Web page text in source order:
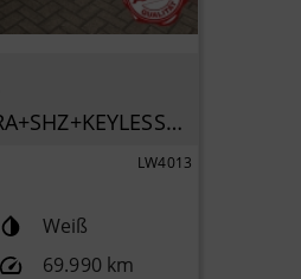
Longitude+NAVI+KAMERA+SHZ+KEYLESSGO+KLIMAAUTO+ALU+PDC
LW4013
Weiß
69.990 km